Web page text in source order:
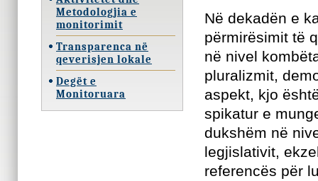
Metodologjia e
monitorimit
Transparenca në
qeverisjen lokale
Degët e
Monitoruara
Në dekadën e
përmirësimit të
në nivel
pluralizmit,
aspekt, kjo
spikatur e
dukshëm në
legjislativit,
referencës për